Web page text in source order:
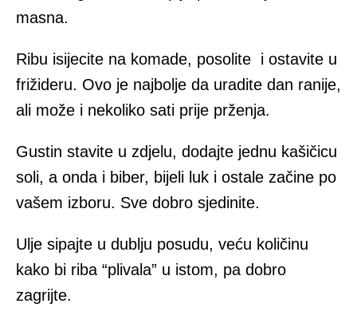
masna.
Ribu isijecite na komade, posolite i ostavite u
frižideru. Ovo je najbolje da uradite dan ranije,
ali može i nekoliko sati prije prženja.
Gustin stavite u zdjelu, dodajte jednu kašičicu
soli, a onda i biber, bijeli luk i ostale začine po
vašem izboru. Sve dobro sjedinite.
Ulje sipajte u dublju posudu, veću količinu
kako bi riba “plivala” u istom, pa dobro
zagrijte.